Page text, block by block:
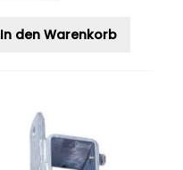
In den Warenkorb